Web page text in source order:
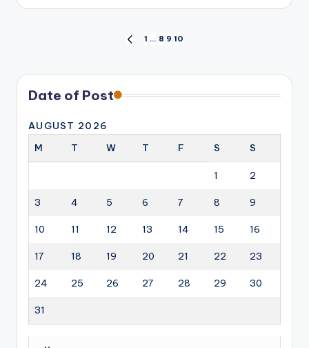
pagination
PREVIOUS
1 … 8 9 10
Date of Post
AUGUST 2026
M
T W T F S S
1 2
3 4 5 6 7 8 9
10 11 12 13 14 15 16
17 18 19 20 21 22 23
24 25 26 27 28 29 30
31